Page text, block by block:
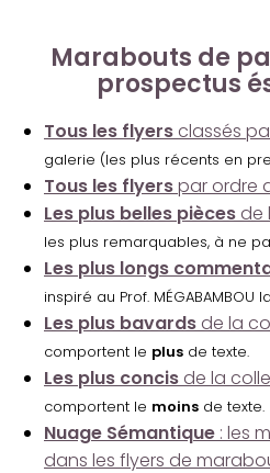
Marabouts de
prospectus
Tous les flyers classés
galerie (les plus récents en
Tous les flyerspar ordre
Les plus belles pièces de
les plus remarquables, à ne
Les plus longs
inspiré au Prof.
Les plus bavards de la
comportent le plus de texte.
Les plus concis de la
comportent le moins de texte.
Nuage Sémantique : les
dans les flyers de